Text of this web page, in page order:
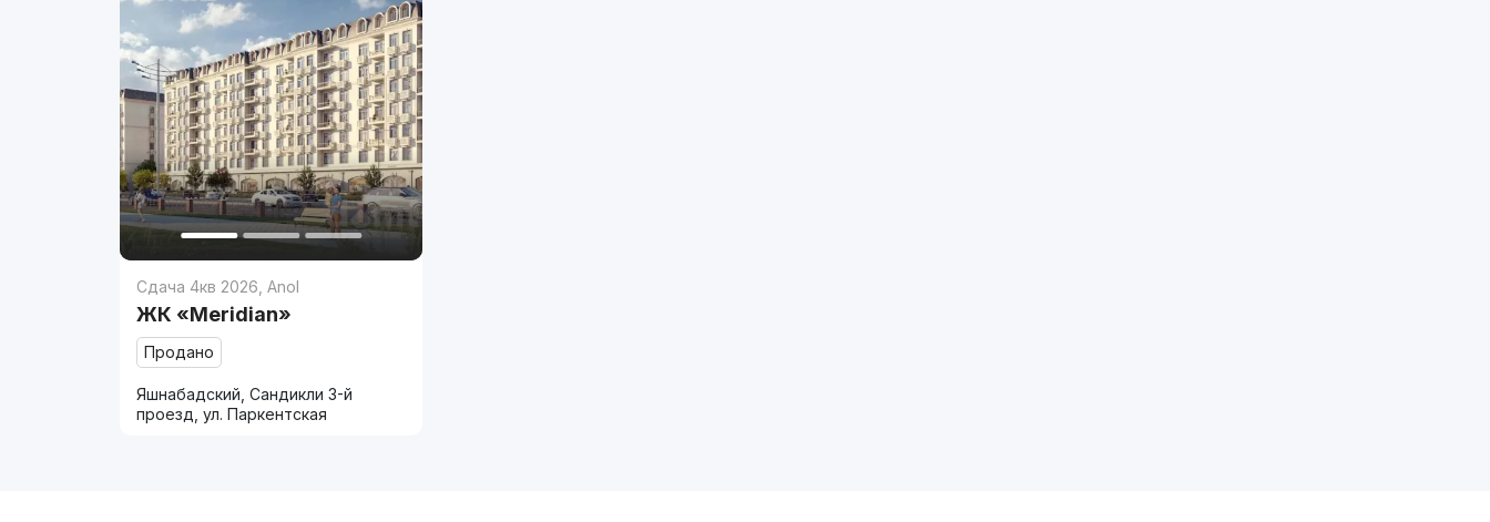
Сдача 4кв 2026 ,Anol
ЖК «Meridian»
Продано
Яшнабадский, Сандикли 3-й
проезд, ул. Паркентская